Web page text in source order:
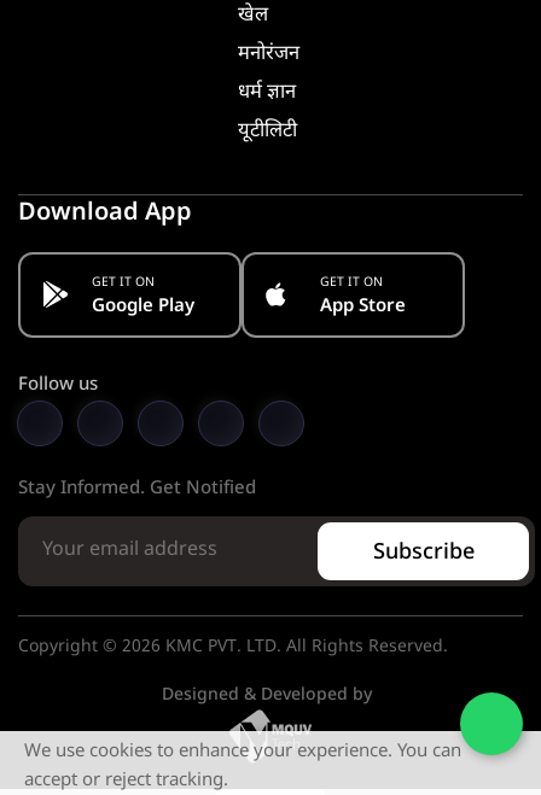
खेल
मनोरंजन
धर्म ज्ञान
यूटीलिटी
Download App
GET IT ON
Google Play
GET IT ON
App Store
Follow us
Stay Informed. Get Notified
Subscribe
Copyright © 2026 KMC PVT. LTD. All Rights Reserved.
Designed & Developed by
We use cookies to enhance your experience. You can
accept or reject tracking.